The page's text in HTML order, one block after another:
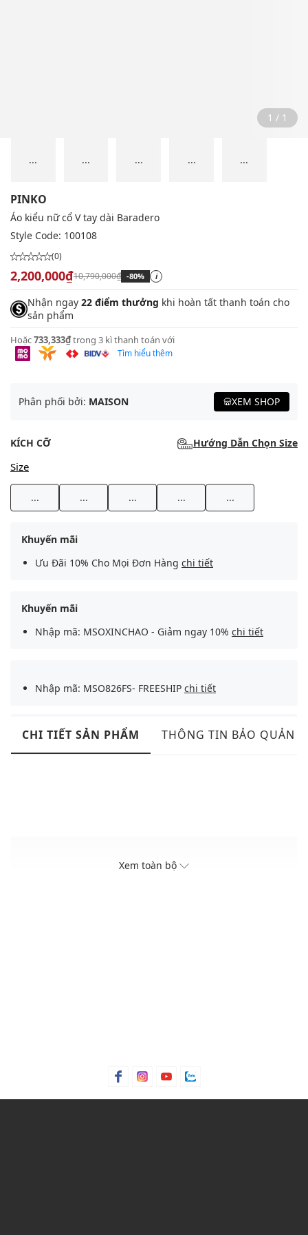
1 / 1
... ... ... ... ...
PINKO
Áo kiểu nữ cổ V tay dài Baradero
Style Code: 100108
(0)
2,200,000₫10,790,000₫ -80% i
Nhận ngay 22 điểm thưởng khi hoàn tất thanh toán cho
sản phẩm
Hoặc733,333₫trong 3 kì thanh toán với
Tìm hiểu thêm
Phân phối bởi: MAISON XEM SHOP
KÍCH CỠ Hướng Dẫn Chọn Size
Size
... ... ... ... ...
Khuyến mãi
Ưu Đãi 10% Cho Mọi Đơn Hàng chi tiết
Khuyến mãi
Nhập mã: MSOXINCHAO - Giảm ngay 10% chi tiết
Nhập mã: MSO826FS- FREESHIP chi tiết
CHI TIẾT SẢN PHẨM THÔNG TIN BẢO QUẢN
Xem toàn bộ